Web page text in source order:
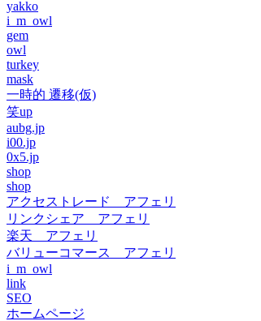
yakko
i_m_owl
gem
owl
turkey
mask
一時的 遷移(仮)
笑up
aubg.jp
i00.jp
0x5.jp
shop
shop
アクセストレード アフェリ
リンクシェア アフェリ
楽天 アフェリ
バリューコマース アフェリ
i_m_owl
link
SEO
ホームページ